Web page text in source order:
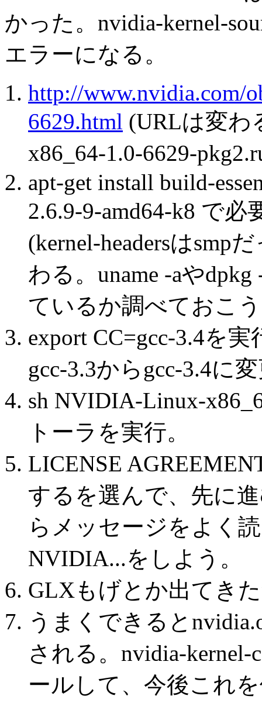
かった。nvidia-kernel-
エラーになる。
http://www.nvidia.com/
6629.html (URLは変わ
x86_64-1.0-6629-
apt-get install build-
2.6.9-9-amd64-k8 で
(kernel-headersはsmp
わる。uname -aや
ているか調べておこ
export CC=gcc-3.4を
gcc-3.3からgcc-3.4に
sh NVIDIA-Linux-
トーラを実行。
LICENSE
するを選んで、先に
らメッセージをよく
NVIDIA...をしよう。
GLXもげとか出てき
うまくできると
される。nvidia-
ールして、今後これ